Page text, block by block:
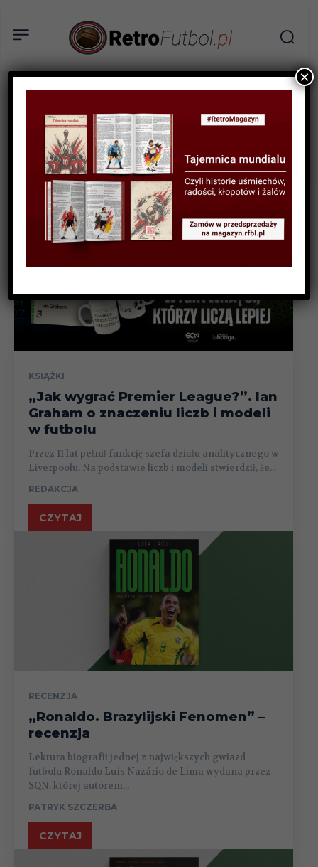
Recenzja
KSIĄŻKI
„Jak wygrać Premier League?”. Ian
Graham o znaczeniu liczb i modeli
w futbolu
Przez 11 lat pełnił funkcję szefa działu analitycznego w
Liverpoolu. Na podstawie liczb i modeli stwierdził, że...
REDAKCJA
CZYTAJ
RECENZJA
„Ronaldo. Brazylijski Fenomen” –
recenzja
Lektura biografii jednej z największych gwiazd
futbolu Ronaldo Luís Nazário de Lima wydana przez
SQN, której autorem...
PATRYK SZCZERBA
CZYTAJ
×